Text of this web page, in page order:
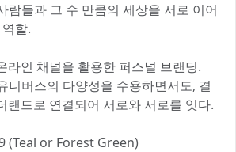
람들과 그 수 만큼의 세상을 서로 이어
할.
라인 채널을 활용한 퍼스널 브랜딩.
니버스의 다양성을 수용하면서도, 결
랜드로 연결되어 서로와 서로를 잇다.
(Teal or Forest Green)